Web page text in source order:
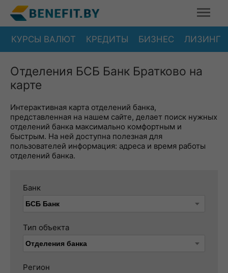
КУРСЫ ВАЛЮТ КРЕДИТЫ БИЗНЕС ЛИЗИНГ
Отделения БСБ Банк Братково на
карте
Интерактивная карта отделений банка,
представленная на нашем сайте, делает поиск нужных
отделений банка максимально комфортным и
быстрым. На ней доступна полезная для
пользователей информация: адреса и время работы
отделений банка.
Банк
Тип объекта
Регион